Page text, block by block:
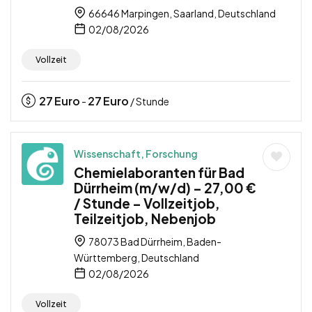
66646 Marpingen, Saarland, Deutschland
02/08/2026
Vollzeit
27Euro - 27Euro / Stunde
Wissenschaft, Forschung
Chemielaboranten für Bad
Dürrheim (m/w/d) – 27,00 €
/ Stunde – Vollzeitjob,
Teilzeitjob, Nebenjob
78073 Bad Dürrheim, Baden-
Württemberg, Deutschland
02/08/2026
Vollzeit